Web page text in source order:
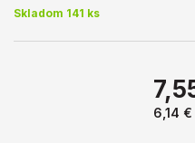
Skladom 141 ks
6,14 €